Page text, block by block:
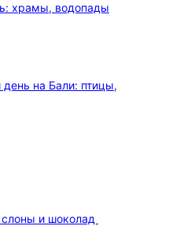
храмы, водопады
и шоколад